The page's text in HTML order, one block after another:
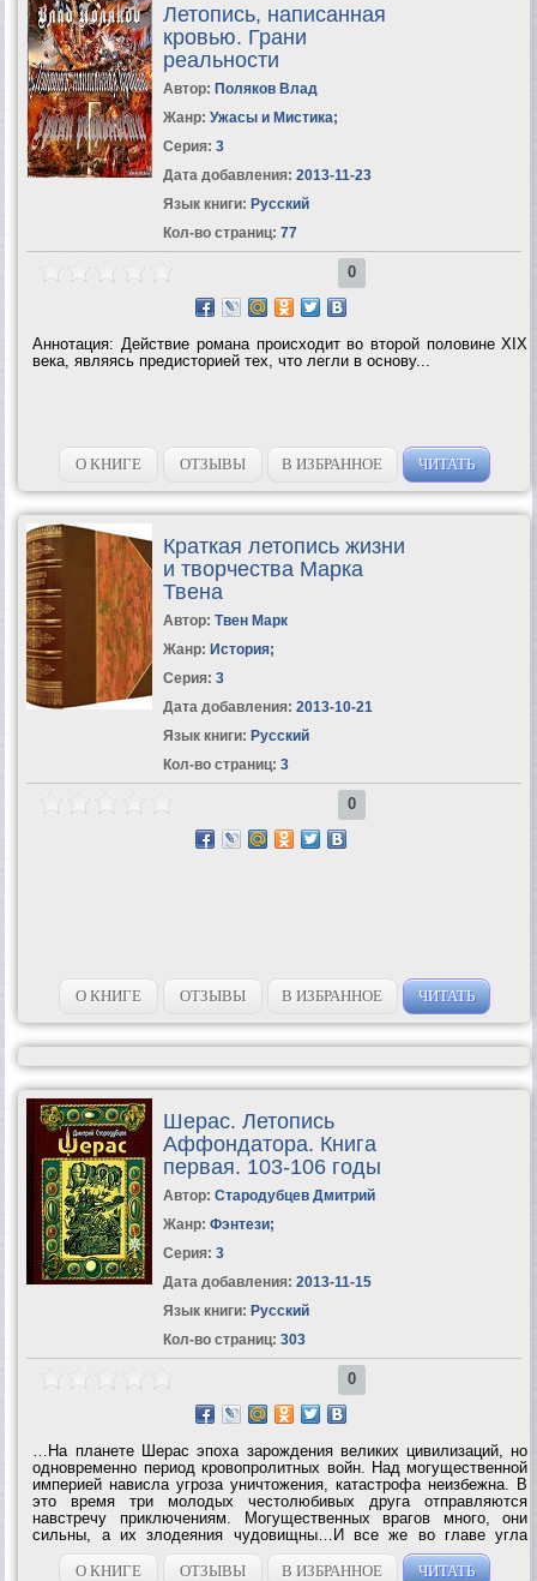
Летопись, написанная
кровью. Грани
реальности
Автор: Поляков Влад
Жанр: Ужасы и Мистика;
Серия: 3
Дата добавления: 2013-11-23
Язык книги: Русский
Кол-во страниц: 77
0
Аннотация: Действие романа происходит во второй половине XIX
века, являясь предисторией тех, что легли в основу...
О КНИГЕ ОТЗЫВЫ В ИЗБРАННОЕ ЧИТАТЬ
Краткая летопись жизни
и творчества Марка
Твена
Автор: Твен Марк
Жанр: История;
Серия: 3
Дата добавления: 2013-10-21
Язык книги: Русский
Кол-во страниц: 3
0
О КНИГЕ ОТЗЫВЫ В ИЗБРАННОЕ ЧИТАТЬ
Шерас. Летопись
Аффондатора. Книга
первая. 103-106 годы
Автор: Стародубцев Дмитрий
Жанр: Фэнтези;
Серия: 3
Дата добавления: 2013-11-15
Язык книги: Русский
Кол-во страниц: 303
0
…На планете Шерас эпоха зарождения великих цивилизаций, но
одновременно период кровопролитных войн. Над могущественной
империей нависла угроза уничтожения, катастрофа неизбежна. В
это время три молодых честолюбивых друга отправляются
навстречу приключениям. Могущественных врагов много, они
сильны, а их злодеяния чудовищны…И все же во главе угла
история трагической любви, гимн забытым идеалам настоящей
мужской дружбы и...
О КНИГЕ ОТЗЫВЫ В ИЗБРАННОЕ ЧИТАТЬ